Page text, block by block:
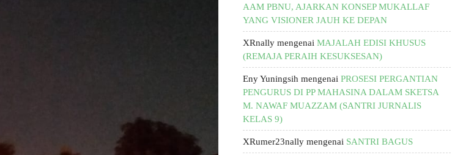
AAM PBNU, AJARKAN KONSEP MUKALLAF
YANG VISIONER JAUH KE DEPAN
XRnally mengenai MAJALAH EDISI KHUSUS
(REMAJA PERAIH KESUKSESAN)
Eny Yuningsih mengenai PROSESI PERGANTIAN
PENGURUS DI PP MAHASINA DALAM SKETSA
M. NAWAF MUAZZAM (SANTRI JURNALIS
KELAS 9)
XRumer23nally mengenai SANTRI BAGUS